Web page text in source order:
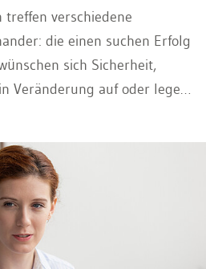
verschiedene
die einen suchen Erfolg
sich Sicherheit,
Veränderung auf oder legen
Motivationen vor. Sie
ticken, welche Bedürfnisse
Führungskraft dieses
Mitarbeiter besser zu
zu fördern und Teams